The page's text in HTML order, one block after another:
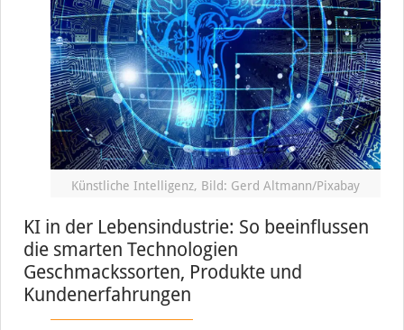
Künstliche Intelligenz, Bild: Gerd Altmann/Pixabay
KI in der Lebensindustrie: So beeinflussen
die smarten Technologien
Geschmackssorten, Produkte und
Kundenerfahrungen